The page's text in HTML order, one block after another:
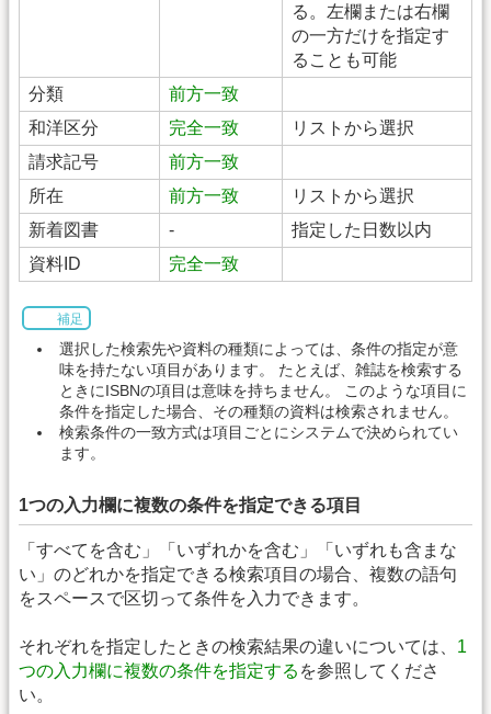
る。左欄または右欄
の一方だけを指定す
ることも可能
分類
前方一致
和洋区分
完全一致
リストから選択
請求記号
前方一致
所在
前方一致
リストから選択
新着図書
-
指定した日数以内
資料ID
完全一致
補足
選択した検索先や資料の種類によっては、条件の指定が意
味を持たない項目があります。 たとえば、雑誌を検索する
ときにISBNの項目は意味を持ちません。 このような項目に
条件を指定した場合、その種類の資料は検索されません。
検索条件の一致方式は項目ごとにシステムで決められてい
ます。
1つの入力欄に複数の条件を指定できる項目
「すべてを含む」「いずれかを含む」「いずれも含まな
い」のどれかを指定できる検索項目の場合、複数の語句
をスペースで区切って条件を入力できます。
それぞれを指定したときの検索結果の違いについては、 1
つの入力欄に複数の条件を指定する を参照してくださ
い。